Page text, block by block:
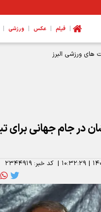
| فیلم | عکس | ورزشی |
های ورزشی البرز
در جام جهانی برای
| ۱۰:۳۲:۲۹ | کد خبر: ۲۳۴۴۹۱۹